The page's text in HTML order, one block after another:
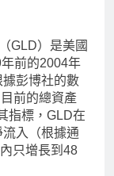
GLD）是美國
前的2004年
彭博社的數
前的總資產
指標，GLD在
入（根據通
只增長到48